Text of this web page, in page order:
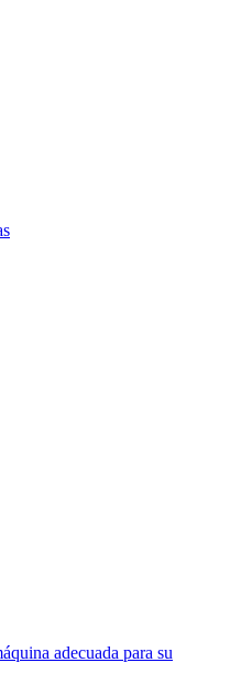
adecuada para su